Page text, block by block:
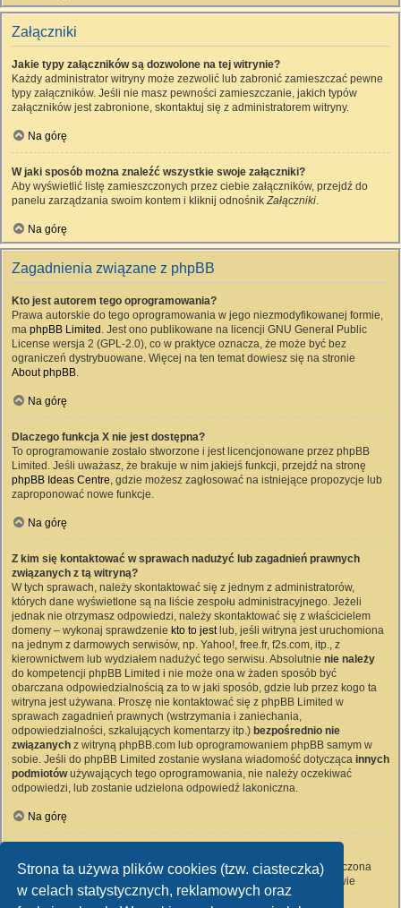
Strona ta używa plików cookies (tzw. ciasteczka)
w celach statystycznych, reklamowych oraz
Załączniki
Jakie typy załączników są dozwolone na tej witrynie?
Każdy administrator witryny może zezwolić lub zabronić zamieszczać pewne
typy załączników. Jeśli nie masz pewności zamieszczanie, jakich typów
załączników jest zabronione, skontaktuj się z administratorem witryny.
Na górę
W jaki sposób można znaleźć wszystkie swoje załączniki?
Aby wyświetlić listę zamieszczonych przez ciebie załączników, przejdź do
panelu zarządzania swoim kontem i kliknij odnośnikZałączniki.
Na górę
Zagadnienia związane z phpBB
Kto jest autorem tego oprogramowania?
Prawa autorskie do tego oprogramowania w jego niezmodyfikowanej formie,
ma phpBB Limited . Jest ono publikowane na licencji GNU General Public
License wersja 2 (GPL-2.0), co w praktyce oznacza, że może być bez
ograniczeń dystrybuowane. Więcej na ten temat dowiesz się na stronie
About phpBB.
Na górę
Dlaczego funkcja X nie jest dostępna?
To oprogramowanie zostało stworzone i jest licencjonowane przez phpBB
Limited. Jeśli uważasz, że brakuje w nim jakiejś funkcji, przejdź na stronę
phpBB Ideas Centre, gdzie możesz zagłosować na istniejące propozycje lub
zaproponować nowe funkcje.
Na górę
Z kim się kontaktować w sprawach nadużyć lub zagadnień prawnych
związanych z tą witryną?
W tych sprawach, należy skontaktować się z jednym z administratorów,
których dane wyświetlone są na liście zespołu administracyjnego. Jeżeli
jednak nie otrzymasz odpowiedzi, należy skontaktować się z właścicielem
domeny – wykonaj sprawdzenie kto to jestlub, jeśli witryna jest uruchomiona
na jednym z darmowych serwisów, np. Yahoo!, free.fr, f2s.com, itp., z
kierownictwem lub wydziałem nadużyć tego serwisu. Absolutnie nie należy
do kompetencji phpBB Limited i nie może ona w żaden sposób być
obarczana odpowiedzialnością za to w jaki sposób, gdzie lub przez kogo ta
witryna jest używana. Proszę nie kontaktować się z phpBB Limited w
sprawach zagadnień prawnych (wstrzymania i zaniechania,
odpowiedzialności, szkalujących komentarzy itp.) bezpośrednio nie
związanych z witryną phpBB.com lub oprogramowaniem phpBB samym w
sobie. Jeśli do phpBB Limited zostanie wysłana wiadomość dotycząca innych
podmiotówużywających tego oprogramowania, nie należy oczekiwać
odpowiedzi, lub zostanie udzielona odpowiedź lakoniczna.
Na górę
Wszyscy użytkownicy witryny mogą używać – jeśli funkcja ta jest włączona
przez administratora witryny – formularza „Kontakt z nami”. Członkowie
witryny mogą także używać odnośnika „Zespół administracyjny”.